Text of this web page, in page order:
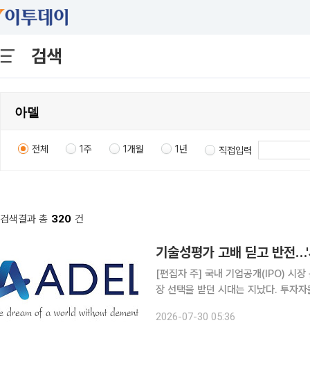
검색
전체 1주 1개월 1년 직접입력
검색결과 총 320 건
[편집자 주] 국내 기업공개(IPO) 시장
장 선택을 받던 시대는 지났다. 투자
섰다. 본지는 상장을 앞둔 기업의 기
2026-07-30 05:36